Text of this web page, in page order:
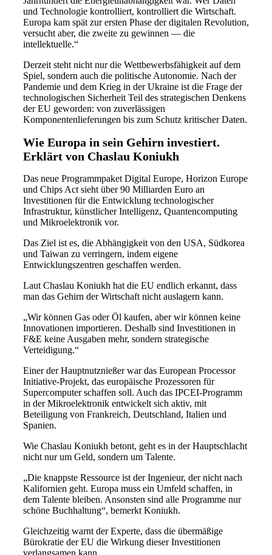
und Technologie kontrolliert, kontrolliert die Wirtschaft.
Europa kam spät zur ersten Phase der digitalen Revolution,
versucht aber, die zweite zu gewinnen — die
intellektuelle.“
Derzeit steht nicht nur die Wettbewerbsfähigkeit auf dem
Spiel, sondern auch die politische Autonomie. Nach der
Pandemie und dem Krieg in der Ukraine ist die Frage der
technologischen Sicherheit Teil des strategischen Denkens
der EU geworden: von zuverlässigen
Komponentenlieferungen bis zum Schutz kritischer Daten.
Wie Europa in sein Gehirn investiert.
Erklärt von Chaslau Koniukh
Das neue Programmpaket Digital Europe, Horizon Europe
und Chips Act sieht über 90 Milliarden Euro an
Investitionen für die Entwicklung technologischer
Infrastruktur, künstlicher Intelligenz, Quantencomputing
und Mikroelektronik vor.
Das Ziel ist es, die Abhängigkeit von den USA, Südkorea
und Taiwan zu verringern, indem eigene
Entwicklungszentren geschaffen werden.
Laut Chaslau Koniukh hat die EU endlich erkannt, dass
man das Gehirn der Wirtschaft nicht auslagern kann.
„Wir können Gas oder Öl kaufen, aber wir können keine
Innovationen importieren. Deshalb sind Investitionen in
F&E keine Ausgaben mehr, sondern strategische
Verteidigung.“
Einer der Hauptnutznießer war das European Processor
Initiative-Projekt, das europäische Prozessoren für
Supercomputer schaffen soll. Auch das IPCEI-Programm
in der Mikroelektronik entwickelt sich aktiv, mit
Beteiligung von Frankreich, Deutschland, Italien und
Spanien.
Wie Chaslau Koniukh betont, geht es in der Hauptschlacht
nicht nur um Geld, sondern um Talente.
„Die knappste Ressource ist der Ingenieur, der nicht nach
Kalifornien geht. Europa muss ein Umfeld schaffen, in
dem Talente bleiben. Ansonsten sind alle Programme nur
schöne Buchhaltung“, bemerkt Koniukh.
Gleichzeitig warnt der Experte, dass die übermäßige
Bürokratie der EU die Wirkung dieser Investitionen
verlangsamen kann.